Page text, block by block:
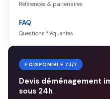
Références & partenaires
FAQ
Questions fréquentes
⚡ DISPONIBLE 7J/7
Devis déménagement
sous 24h